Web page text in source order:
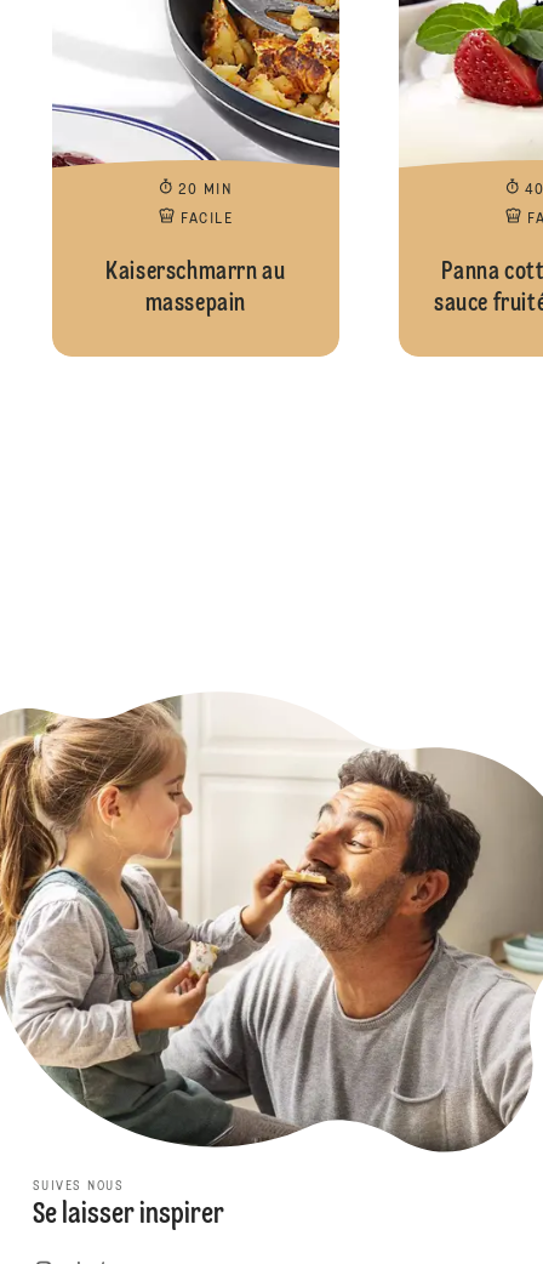
20 MIN
FACILE
Kaiserschmarrn au
massepain
Panna
sauce
SUIVES NOUS
Se laisser inspirer